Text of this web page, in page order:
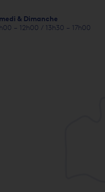
& Dimanche
– 12h00 / 13h30 – 17h00